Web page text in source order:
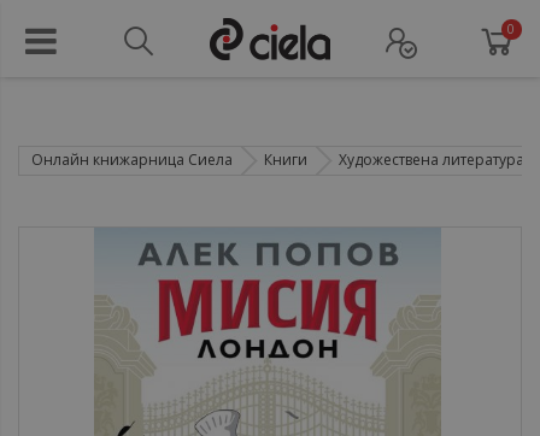
0
Онлайн книжарница Сиела Книги Художествена литература